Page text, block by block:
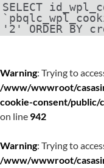
SELECT
'2' ORDER BY
Warning: Trying to
/www/wwwroot/
cookie-consent/public/
on line 942
Warning: Trying to
/www/wwwroot/